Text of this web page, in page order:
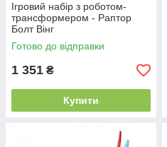
Ігровий набір з роботом-
трансформером - Раптор
Болт Вінг
Готово до відправки
1 351 ₴
Купити